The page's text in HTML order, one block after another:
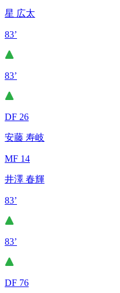
星 広太
83’
83’
DF 26
安藤 寿岐
MF 14
井澤 春輝
83’
83’
DF 76